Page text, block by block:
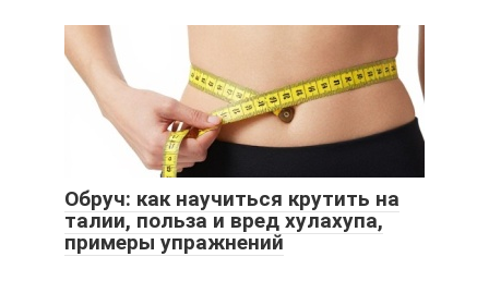
Обруч: как научиться крутить на
талии, польза и вред хулахупа,
примеры упражнений